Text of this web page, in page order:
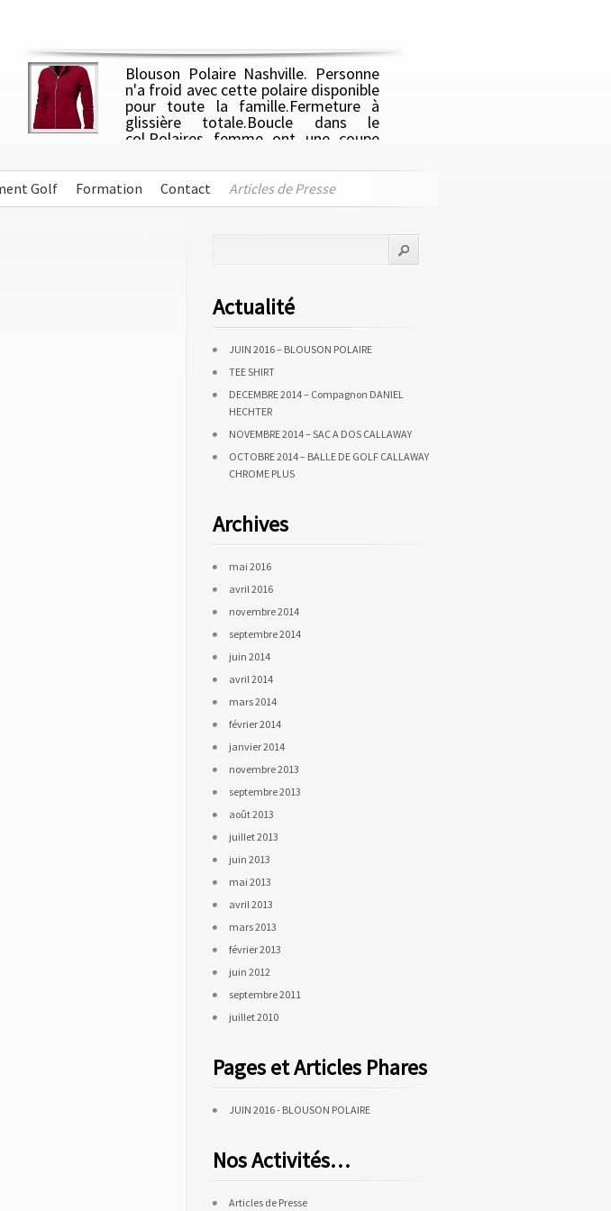
Blouson Polaire Nashville. Personne
n'a froid avec cette polaire disponible
pour toute la famille.Fermeture à
glissière totale.Boucle dans le
col.Polaires femme ont une coupe
côtés brossés, 1 côté anti bouloche. Poids : 280
g/m².
Golf Formation Contact Articles de Presse
Actualité
JUIN 2016 – BLOUSON POLAIRE
TEE SHIRT
DECEMBRE 2014 – Compagnon DANIEL
HECHTER
NOVEMBRE 2014 – SAC A DOS CALLAWAY
OCTOBRE 2014 – BALLE DE GOLF CALLAWAY
CHROME PLUS
Archives
mai 2016
avril 2016
novembre 2014
septembre 2014
juin 2014
avril 2014
mars 2014
février 2014
janvier 2014
novembre 2013
septembre 2013
août 2013
juillet 2013
juin 2013
mai 2013
avril 2013
mars 2013
février 2013
juin 2012
septembre 2011
juillet 2010
Pages et Articles Phares
JUIN 2016 - BLOUSON POLAIRE
Nos Activités…
Articles de Presse